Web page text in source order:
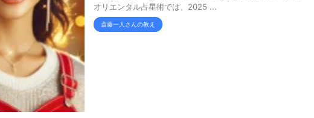
オリエンタル占星術では、2025 ...
斎藤一人さんの教え